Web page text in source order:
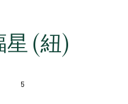
星 (紐)
5